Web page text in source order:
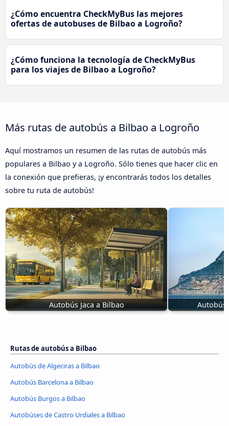
¿Cómo encuentra CheckMyBus las mejores
ofertas de autobuses de Bilbao a Logroño?
¿Cómo funciona la tecnología de CheckMyBus
para los viajes de Bilbao a Logroño?
Más rutas de autobús a Bilbao a Logroño
Aquí mostramos un resumen de las rutas de autobús más
populares a Bilbao y a Logroño. Sólo tienes que hacer clic en
la conexión que prefieras, ¡y encontrarás todos los detalles
sobre tu ruta de autobús!
Autobús Jaca a Bilbao Autobús
Rutas de autobús a Bilbao
Autobús de Algeciras a Bilbao
Autobús Barcelona a Bilbao
Autobús Burgos a Bilbao
Autobúses de Castro Urdiales a Bilbao